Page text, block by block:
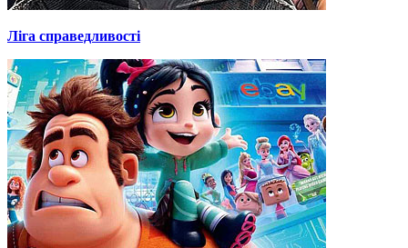
Ліга справедливості